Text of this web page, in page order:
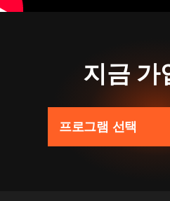
지금 가
프로그램 선택